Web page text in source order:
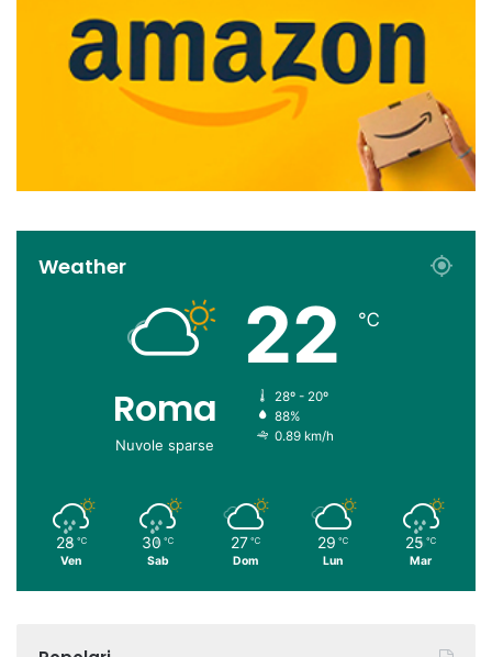
Weather
Roma
Nuvole sparse
22 ℃
28º - 20º
88%
0.89 km/h
28 ℃
Ven
30 ℃
Sab
27 ℃
Dom
29 ℃
Lun
25 ℃
Mar